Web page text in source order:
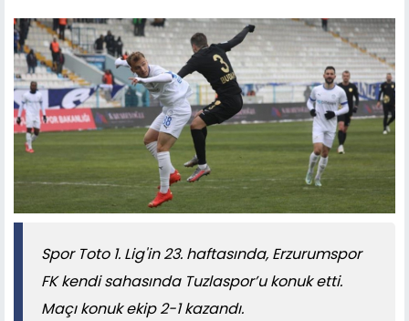
Spor Toto 1. Lig'in 23. haftasında, Erzurumspor
FK kendi sahasında Tuzlaspor’u konuk etti.
Maçı konuk ekip 2-1 kazandı.